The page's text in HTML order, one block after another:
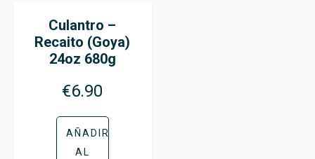
Culantro –
Recaito (Goya)
24oz 680g
€6.90
AÑADIR
AL